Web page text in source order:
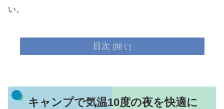
い。
目次
キャンプで気温10度の夜を快適に